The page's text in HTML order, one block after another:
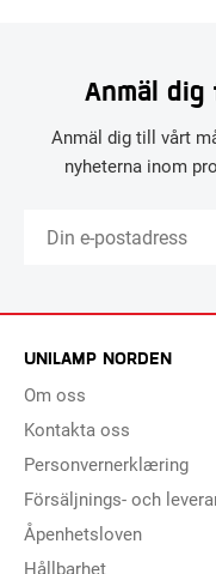
Anmäl
Anmäl dig till vårt
nyheterna inom
UNILAMP NORDEN
Om oss
Kontakta oss
Personvernerklæring
Försäljnings- och
Åpenhetsloven
Hållbarhet